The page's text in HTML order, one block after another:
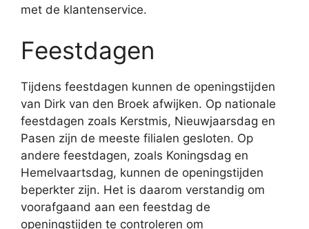
met de klantenservice.
Feestdagen
Tijdens feestdagen kunnen de openingstijden
van Dirk van den Broek afwijken. Op nationale
feestdagen zoals Kerstmis, Nieuwjaarsdag en
Pasen zijn de meeste filialen gesloten. Op
andere feestdagen, zoals Koningsdag en
Hemelvaartsdag, kunnen de openingstijden
beperkter zijn. Het is daarom verstandig om
voorafgaand aan een feestdag de
openingstijden te controleren om